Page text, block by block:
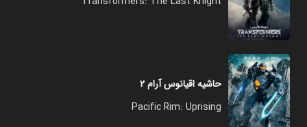
حاشیه اقیانوس آرام ۲
Pacific Rim: Uprising